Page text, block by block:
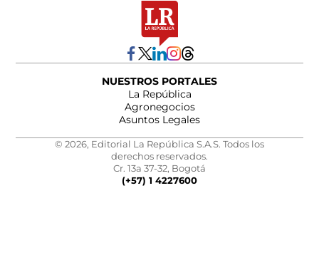
NUESTROS PORTALES
La República
Agronegocios
Asuntos Legales
© 2026, Editorial La República S.A.S. Todos los
derechos reservados.
Cr. 13a 37-32, Bogotá
(+57) 1 4227600